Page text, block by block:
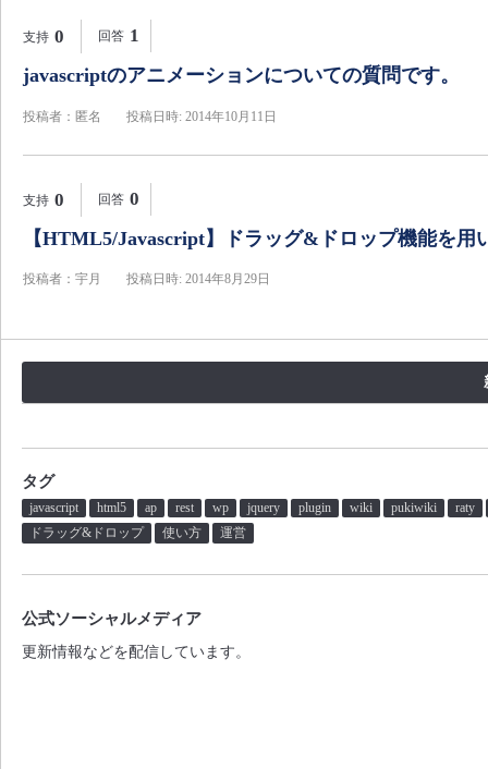
0
支持 1
回答
javascriptのアニメーションについての質問です。
投稿者：匿名 投稿日時: 2014年10月11日
0
支持 0
回答
【HTML5/Javascript】ドラッグ&ドロップ機能を用
投稿者：宇月 投稿日時: 2014年8月29日
タグ
javascript html5 ap rest wp jquery plugin wiki pukiwiki
raty
ドラッグ&ドロップ
使い方 運営
公式ソーシャルメディア
更新情報などを配信しています。